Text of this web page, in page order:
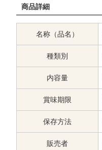
商品詳細
名称（品名）
種類別
内容量
賞味期限
保存方法
販売者